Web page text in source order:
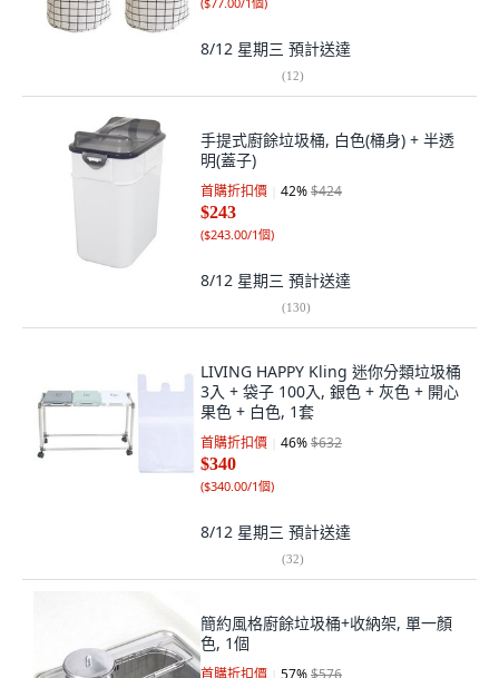
8/12 星期三 預計送達
(12)
手提式廚餘垃圾桶, 白色(桶身) + 半透
明(蓋子)
首購折扣價 42%$424
$243
($243.00/1個)
8/12 星期三 預計送達
(130)
LIVING HAPPY Kling 迷你分類垃圾桶
3入 + 袋子 100入, 銀色 + 灰色 + 開心
果色 + 白色, 1套
首購折扣價 46%$632
$340
($340.00/1個)
8/12 星期三 預計送達
(32)
簡約風格廚餘垃圾桶+收納架, 單一顏
色, 1個
首購折扣價 57%$576